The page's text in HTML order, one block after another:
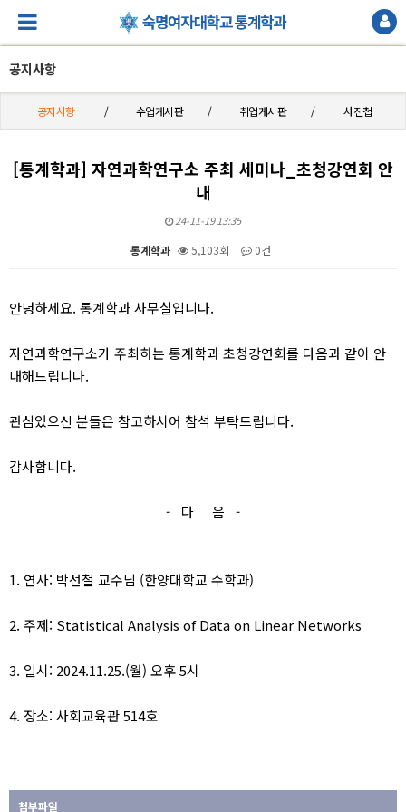
공지사항
공지사항 수업게시판 취업게시판 사진첩
[통계학과] 자연과학연구소 주최 세미나_초청강연회 안
내
24-11-19 13:35
통계학과 5,103회 0건
안녕하세요. 통계학과 사무실입니다.
자연과학연구소가 주최하는 통계학과 초청강연회를 다음과 같이 안
내해드립니다.
관심있으신 분들은 참고하시어 참석 부탁드립니다.
감사합니다.
- 다 음 -
1. 연사: 박선철 교수님 (한양대학교 수학과)
2. 주제: Statistical Analysis of Data on Linear Networks
3. 일시: 2024.11.25.(월) 오후 5시
4. 장소: 사회교육관 514호
첨부파일